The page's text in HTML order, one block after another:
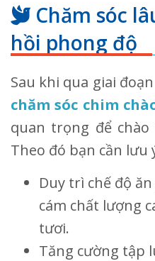
Chăm sóc
hồi phong độ
Sau khi qua giai
chăm sóc chim
quan trọng để
Theo đó bạn cần lưu
Duy trì chế độ
cám chất lượng
tươi.
Tăng cường tập